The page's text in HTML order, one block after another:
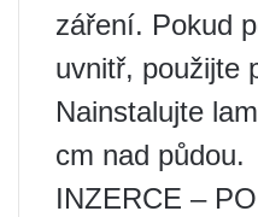
záření. Pokud
uvnitř, použijte
Nainstalujte
cm nad půdou.
INZERCE –